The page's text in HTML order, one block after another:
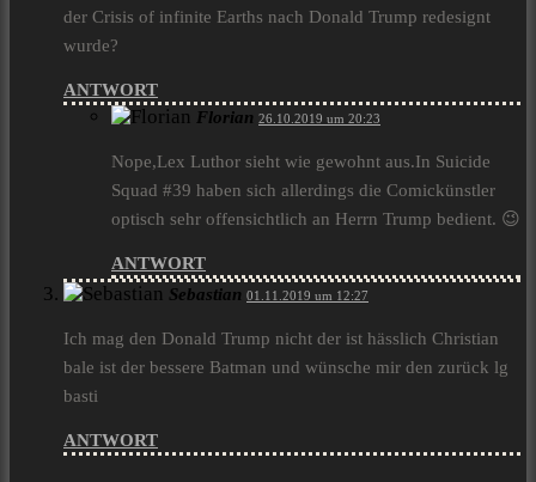
der Crisis of infinite Earths nach Donald Trump redesignt
wurde?
ANTWORT
Florian 26.10.2019 um 20:23
Nope,Lex Luthor sieht wie gewohnt aus.In Suicide
Squad #39 haben sich allerdings die Comickünstler
optisch sehr offensichtlich an Herrn Trump bedient. 😉
ANTWORT
Sebastian 01.11.2019 um 12:27
Ich mag den Donald Trump nicht der ist hässlich Christian
bale ist der bessere Batman und wünsche mir den zurück lg
basti
ANTWORT